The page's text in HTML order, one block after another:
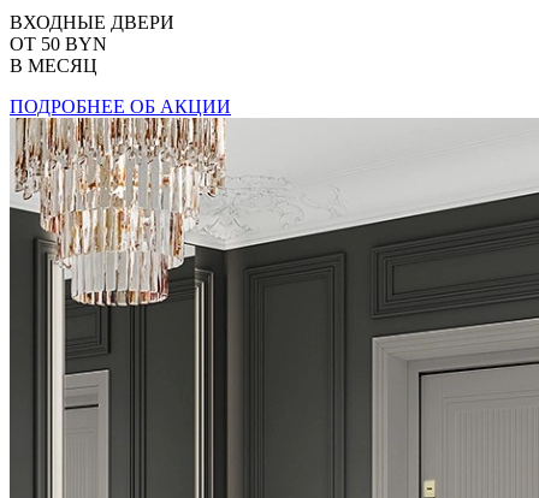
ВХОДНЫЕ ДВЕРИ
ОТ 50 BYN
В МЕСЯЦ
ПОДРОБНЕЕ ОБ АКЦИИ